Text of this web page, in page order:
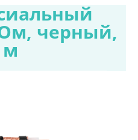
Ом, черный,
м